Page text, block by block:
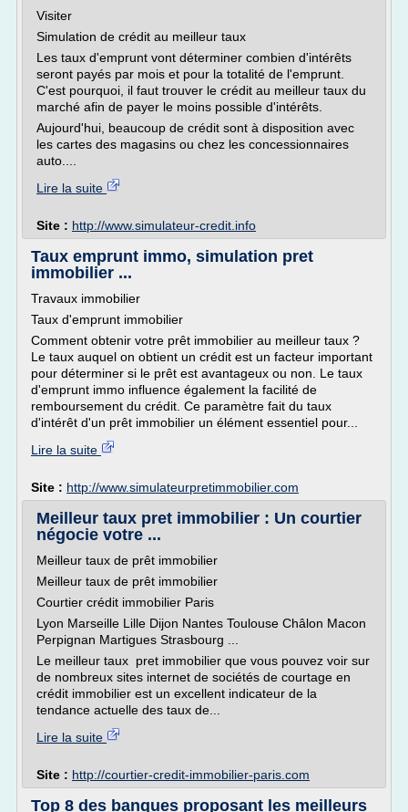
Visiter
Simulation de crédit au meilleur taux
Les taux d'emprunt vont déterminer combien d'intérêts
seront payés par mois et pour la totalité de l'emprunt.
C'est pourquoi, il faut trouver le crédit au meilleur taux du
marché afin de payer le moins possible d'intérêts.
Aujourd'hui, beaucoup de crédit sont à disposition avec
les cartes des magasins ou chez les concessionnaires
auto....
Lire la suite
Site : http://www.simulateur-credit.info
Taux emprunt immo, simulation pret
immobilier ...
Travaux immobilier
Taux d'emprunt immobilier
Comment obtenir votre prêt immobilier au meilleur taux ?
Le taux auquel on obtient un crédit est un facteur important
pour déterminer si le prêt est avantageux ou non. Le taux
d'emprunt immo influence également la facilité de
remboursement du crédit. Ce paramètre fait du taux
d'intérêt d'un prêt immobilier un élément essentiel pour...
Lire la suite
Site : http://www.simulateurpretimmobilier.com
Meilleur taux pret immobilier : Un courtier
négocie votre ...
Meilleur taux de prêt immobilier
Meilleur taux de prêt immobilier
Courtier crédit immobilier Paris
Lyon Marseille Lille Dijon Nantes Toulouse Châlon Macon
Perpignan Martigues Strasbourg ...
Le meilleur taux pret immobilier que vous pouvez voir sur
de nombreux sites internet de sociétés de courtage en
crédit immobilier est un excellent indicateur de la
tendance actuelle des taux de...
Lire la suite
Site : http://courtier-credit-immobilier-paris.com
Top 8 des banques proposant les meilleurs